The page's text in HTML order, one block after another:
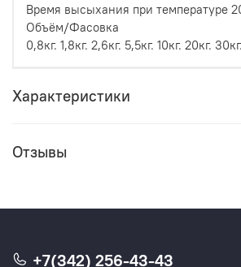
Время высыхания при температуре
Объём/Фасовка
0,8кг. 1,8кг. 2,6кг. 5,5кг. 10кг. 20кг.
Характеристики
Отзывы
+7(342) 256-43-43